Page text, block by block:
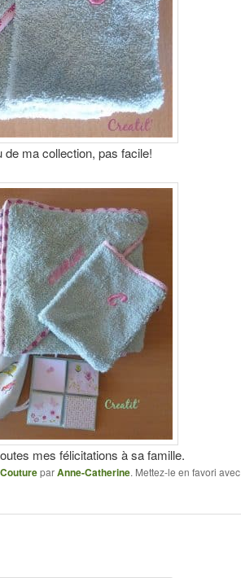
de ma collection, pas facile!
mes félicitations à sa famille.
CoutureparAnne-Catherine. Mettez-le en favori avec